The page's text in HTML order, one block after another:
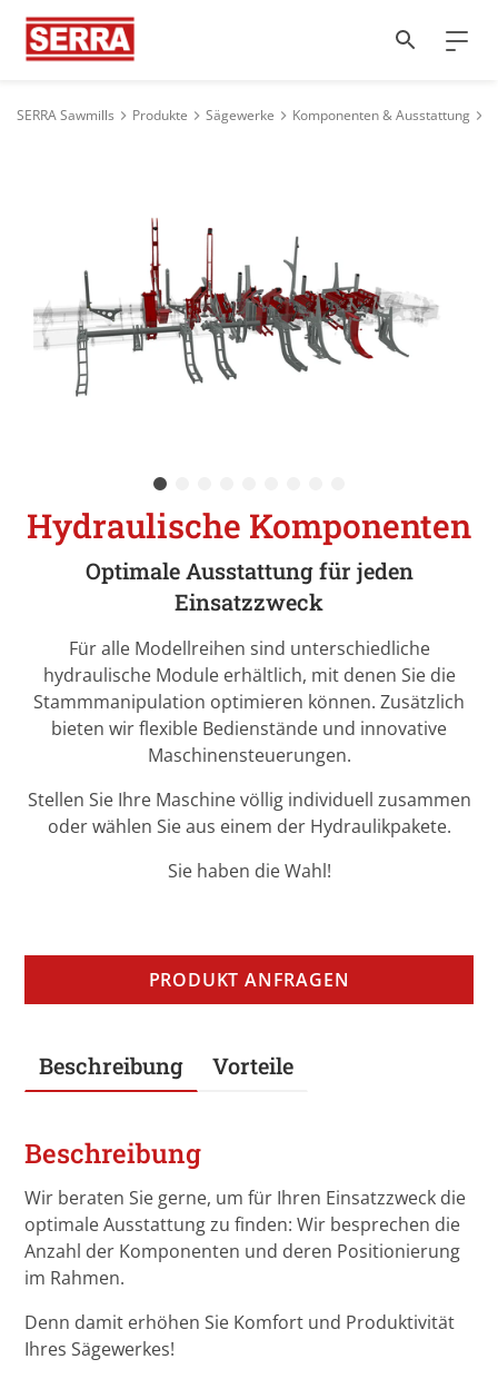
SERRA Sawmills Produkte Sägewerke Komponenten & Ausstattung
Hydraulische Komponenten
Optimale Ausstattung für jeden
Einsatzzweck
Für alle Modellreihen sind unterschiedliche
hydraulische Module erhältlich, mit denen Sie die
Stammmanipulation optimieren können. Zusätzlich
bieten wir flexible Bedienstände und innovative
Maschinensteuerungen.
Stellen Sie Ihre Maschine völlig individuell zusammen
oder wählen Sie aus einem der Hydraulikpakete.
Sie haben die Wahl!
PRODUKT ANFRAGEN
Beschreibung Vorteile
Beschreibung
Wir beraten Sie gerne, um für Ihren Einsatzzweck die
optimale Ausstattung zu finden: Wir besprechen die
Anzahl der Komponenten und deren Positionierung
im Rahmen.
Denn damit erhöhen Sie Komfort und Produktivität
Ihres Sägewerkes!